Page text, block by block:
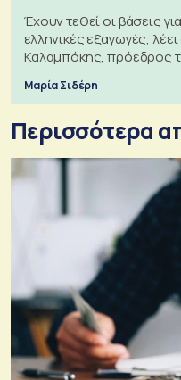
Έχουν τεθεί οι βάσεις
ελληνικές εξαγωγές,
Καλαμπόκης, πρόεδρος
Μαρία Σιδέρη
Περισσότερα